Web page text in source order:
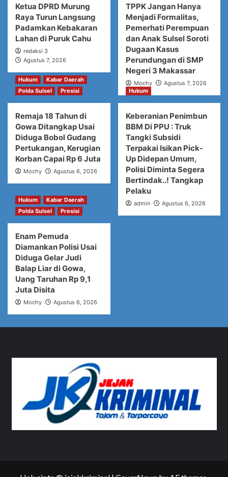
Ketua DPRD Murung
Raya Turun Langsung
Padamkan Kebakaran
Lahan di Puruk Cahu
redaksi 3
Agustus 7, 2026
TPPK Jangan Hanya
Menjadi Formalitas,
Pemerhati Perempuan
dan Anak Sulsel Soroti
Dugaan Kasus
Perundungan di SMP
Negeri 3 Makassar
Mochy Agustus 7, 2026
Hukum
Kabar Daerah
Polda Sulsel
Presisi
Remaja 18 Tahun di
Gowa Ditangkap Usai
Diduga Bobol Gudang
Pertukangan, Kerugian
Korban Capai Rp 6 Juta
Mochy Agustus 6, 2026
Hukum
Keberanian Penimbun
BBM Di PPU : Truk
Tangki Subsidi
Terpakai Isikan Pick-
Up Didepan Umum,
Polisi Diminta Segera
Bertindak..! Tangkap
Pelaku
admin Agustus 6, 2026
Hukum
Kabar Daerah
Polda Sulsel
Presisi
Enam Pemuda
Diamankan Polisi Usai
Diduga Gelar Judi
Balap Liar di Gowa,
Uang Taruhan Rp 9,1
Juta Disita
Mochy Agustus 6, 2026